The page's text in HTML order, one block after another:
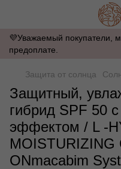
💜Уважаемый покупатели,
предоплате.
Защита от солнца
Защитный,
гибрид SPF 50
эффектом / L -
MOISTURIZING
ONmacabim